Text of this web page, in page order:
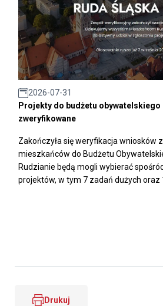
2026-07-31
Projekty do budżetu obywatelskiego
zweryfikowane
Zakończyła się weryfikacja wniosków
mieszkańców do Budżetu
Rudzianie będą mogli wybierać
projektów, w tym 7 zadań dużych oraz
Drukuj